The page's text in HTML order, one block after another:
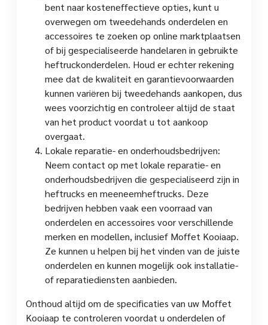
bent naar kosteneffectieve opties, kunt u
overwegen om tweedehands onderdelen en
accessoires te zoeken op online marktplaatsen
of bij gespecialiseerde handelaren in gebruikte
heftruckonderdelen. Houd er echter rekening
mee dat de kwaliteit en garantievoorwaarden
kunnen variëren bij tweedehands aankopen, dus
wees voorzichtig en controleer altijd de staat
van het product voordat u tot aankoop
overgaat.
Lokale reparatie- en onderhoudsbedrijven:
Neem contact op met lokale reparatie- en
onderhoudsbedrijven die gespecialiseerd zijn in
heftrucks en meeneemheftrucks. Deze
bedrijven hebben vaak een voorraad van
onderdelen en accessoires voor verschillende
merken en modellen, inclusief Moffet Kooiaap.
Ze kunnen u helpen bij het vinden van de juiste
onderdelen en kunnen mogelijk ook installatie-
of reparatiediensten aanbieden.
Onthoud altijd om de specificaties van uw Moffet
Kooiaap te controleren voordat u onderdelen of